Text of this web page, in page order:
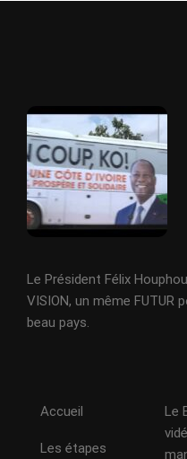
Le Président Félix
VISION, un même FUTUR
beau pays.
Accueil
Les étapes
Le